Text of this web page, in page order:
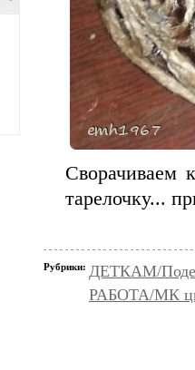
Сворачиваем
тарелочку...
Рубрики: ДЕТКАМ/
РАБОТА/МК